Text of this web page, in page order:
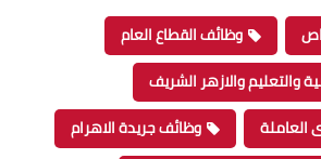
وظائف القطاع العام
والتعليم والازهر الشريف
العاملة
وظائف جريدة الاهرام